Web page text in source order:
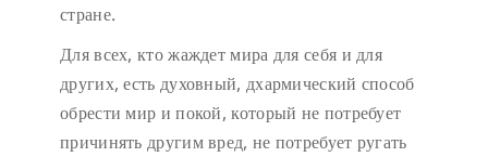
стране.
Для всех, кто жаждет мира для себя и для
других, есть духовный, дхармический способ
обрести мир и покой, который не потребует
причинять другим вред, не потребует ругать